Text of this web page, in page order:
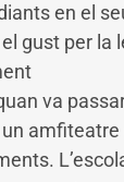
en el
gust per la
va
amfiteatre